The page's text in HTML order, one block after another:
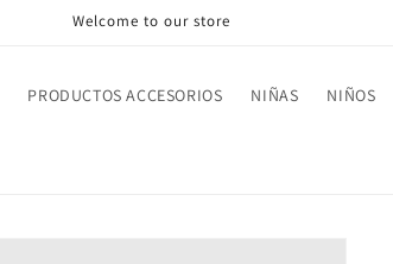
Welcome to our store
PRODUCTOS ACCESORIOS NIÑAS NIÑOS